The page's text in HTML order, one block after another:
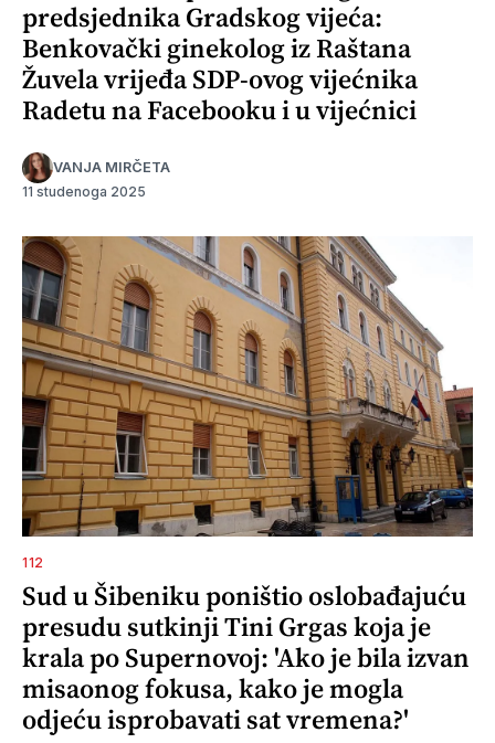
predsjednika Gradskog vijeća:
Benkovački ginekolog iz Raštana
Žuvela vrijeđa SDP-ovog vijećnika
Radetu na Facebooku i u vijećnici
VANJA MIRČETA
11 studenoga 2025
112
Sud u Šibeniku poništio oslobađajuću
presudu sutkinji Tini Grgas koja je
krala po Supernovoj: 'Ako je bila izvan
misaonog fokusa, kako je mogla
odjeću isprobavati sat vremena?'